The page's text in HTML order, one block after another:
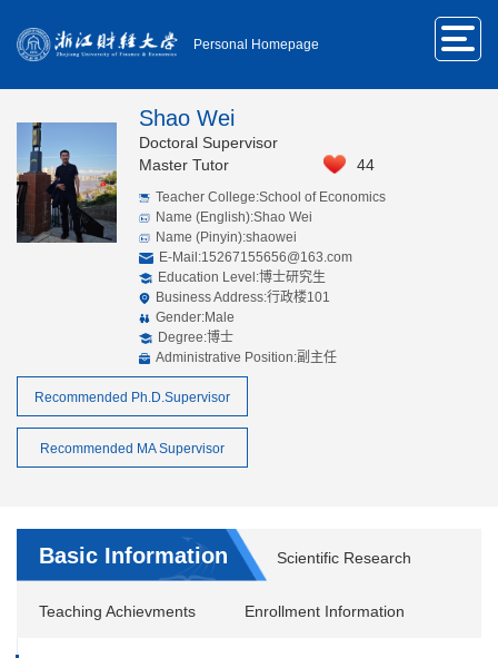
Personal Homepage
Shao Wei
Doctoral Supervisor
Master Tutor
44
Teacher College:School of Economics
Name (English):Shao Wei
Name (Pinyin):shaowei
E-Mail:15267155656@163.com
Education Level:博士研究生
Business Address:行政楼101
Gender:Male
Degree:博士
Administrative Position:副主任
Recommended Ph.D.Supervisor
Recommended MA Supervisor
Basic Information Scientific Research
Teaching Achievments Enrollment Information